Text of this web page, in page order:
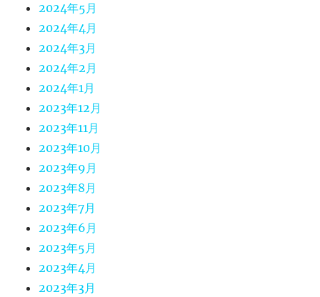
2024年5月
2024年4月
2024年3月
2024年2月
2024年1月
2023年12月
2023年11月
2023年10月
2023年9月
2023年8月
2023年7月
2023年6月
2023年5月
2023年4月
2023年3月